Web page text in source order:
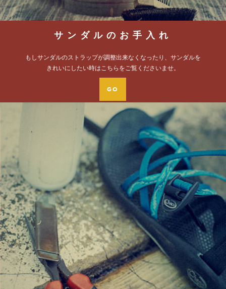
サンダルのお手入れ
もしサンダルのストラップが調整出来なくなったり、サンダルを
きれいにしたい時はこちらをご覧くださいませ。
GO